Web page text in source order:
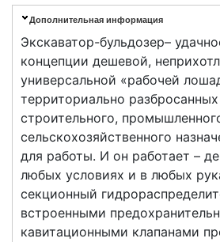
Дополнительная информация
Экскаватор-бульдозер–
концепции дешевой,
универсальной «рабочей
территориально
строительного,
сельскохозяйственного
для работы. И он работает –
любых условиях и в любых
секционный
встроенными
кавитационными клапанами